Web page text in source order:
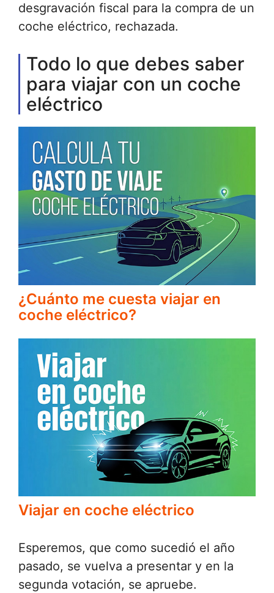
desgravación fiscal para la compra de un
coche eléctrico, rechazada.
Todo lo que debes saber
para viajar con un coche
eléctrico
¿Cuánto me cuesta viajar en
coche eléctrico?
Viajar en coche eléctrico
Esperemos, que como sucedió el año
pasado, se vuelva a presentar y en la
segunda votación, se apruebe.